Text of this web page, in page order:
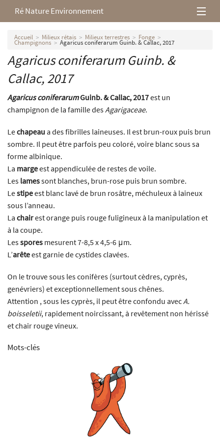
Ré Nature Environnement
L’association
Milieux rétais
Nos parutions
Accueil Milieux rétais Milieux terrestres Fonge
Champignons Agaricus coniferarum Guinb. & Callac, 2017
Agaricus coniferarumGuinb. &
Callac, 2017
Agaricus coniferarumGuinb. & Callac, 2017est un
champignon de la famille desAgarigaceae.
Lechapeau a des fibrilles laineuses. Il est brun-roux puis brun
sombre. Il peut être parfois peu coloré, voire blanc sous sa
forme albinique.
La margeest appendiculée de restes de voile.
Les lamessont blanches, brun-rose puis brun sombre.
Lestipeest blanc lavé de brun rosâtre, méchuleux à laineux
sous l’anneau.
La chairest orange puis rouge fuligineux à la manipulation et
à la coupe.
Lesspores mesurent 7-8,5 x 4,5-6 μm.
L’arêteest garnie de cystides clavées.
On le trouve sous les conifères (surtout cèdres, cyprès,
genévriers) et exceptionnellement sous chênes.
Attention , sous les cyprès, il peut être confondu avecA.
boisseletii, rapidement noircissant, à revêtement non hérissé
et chair rouge vineux.
Mots-clés